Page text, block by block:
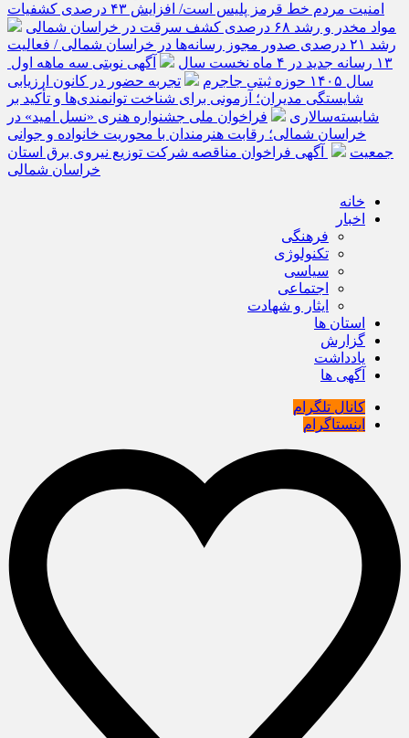
امنیت مردم خط قرمز پلیس است/ افزایش ۴۳ درصدی کشفیات
مواد مخدر و رشد ۶۸ درصدی کشف سرقت در خراسان شمالی
رشد ۲۱ درصدی صدور مجوز رسانه‌ها در خراسان شمالی / فعالیت
۱۳ رسانه جدید در ۴ ماه نخست سال
آگهی نوبتی سه ماهه اول
سال ۱۴۰۵ حوزه ثبتی جاجرم
تجربه حضور در کانون ارزیابی
شایستگی مدیران؛ آزمونی برای شناخت توانمندی‌ها و تأکید بر
شایسته‌سالاری
فراخوان ملی جشنواره هنری «نسل امید» در
خراسان شمالی؛ رقابت هنرمندان با محوریت خانواده و جوانی
جمعیت
آگهی فراخوان مناقصه شرکت توزیع نیروی برق استان
خراسان شمالی
خانه
اخبار
فرهنگی
تکنولوژی
سیاسی
اجتماعی
ایثار و شهادت
استان ها
گزارش
یادداشت
آگهی ها
کانال تلگرام
اینستاگرام